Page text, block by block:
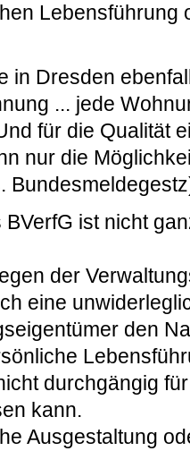
Lebensführung
in Dresden
... jede
für die Qualität
nur die
BVerfG ist nicht
der
eine
den
durchgängig
kann.
Ausgestaltung